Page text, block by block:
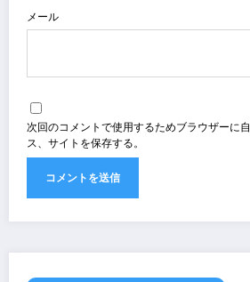
メール
次回のコメントで使用するためブラウザーに
ス、サイトを保存する。